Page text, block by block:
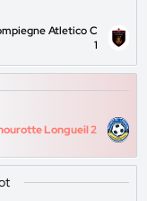
Atletico C
1
Longueil 2